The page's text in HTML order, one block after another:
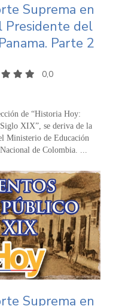
Suprema en
Presidente del
Parte 2
0,0
de “Historia Hoy:
XIX”, se deriva de la
Ministerio de Educación
de Colombia. ...
Suprema en